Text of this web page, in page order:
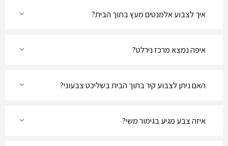
איך לצבוע אלמנטים מעץ בתוך הבית?
איפה נמצא מרכז נירלט?
האם ניתן לצבוע קיר בתוך הבית בשליכט צבעוני?
איזה צבע מגיע בגימור משי?